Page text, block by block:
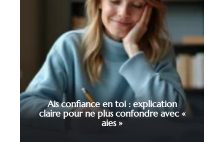
Ais confiance en toi : explication
claire pour ne plus confondre avec «
aies »